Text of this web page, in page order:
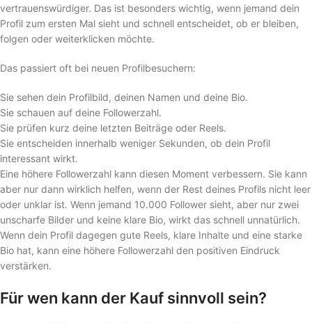
vertrauenswürdiger. Das ist besonders wichtig, wenn jemand dein
Profil zum ersten Mal sieht und schnell entscheidet, ob er bleiben,
folgen oder weiterklicken möchte.
Das passiert oft bei neuen Profilbesuchern:
Sie sehen dein Profilbild, deinen Namen und deine Bio.
Sie schauen auf deine Followerzahl.
Sie prüfen kurz deine letzten Beiträge oder Reels.
Sie entscheiden innerhalb weniger Sekunden, ob dein Profil
interessant wirkt.
Eine höhere Followerzahl kann diesen Moment verbessern. Sie kann
aber nur dann wirklich helfen, wenn der Rest deines Profils nicht leer
oder unklar ist. Wenn jemand 10.000 Follower sieht, aber nur zwei
unscharfe Bilder und keine klare Bio, wirkt das schnell unnatürlich.
Wenn dein Profil dagegen gute Reels, klare Inhalte und eine starke
Bio hat, kann eine höhere Followerzahl den positiven Eindruck
verstärken.
Für wen kann der Kauf sinnvoll sein?